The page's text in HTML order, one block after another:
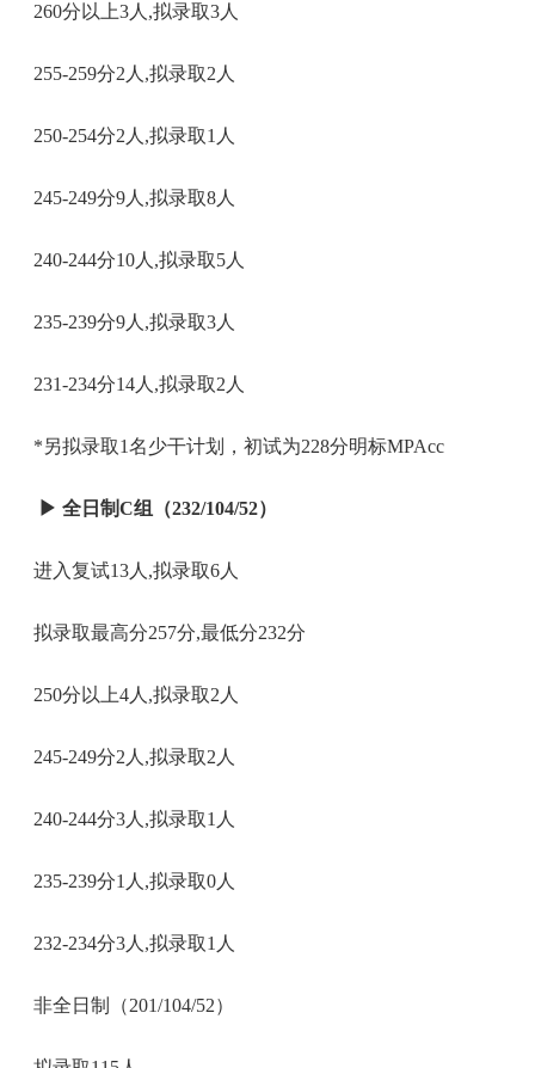
260分以上3人,拟录取3人
255-259分2人,拟录取2人
250-254分2人,拟录取1人
245-249分9人,拟录取8人
240-244分10人,拟录取5人
235-239分9人,拟录取3人
231-234分14人,拟录取2人
*另拟录取1名少干计划，初试为228分明标MPAcc
▶全日制C组（232/104/52）
进入复试13人,拟录取6人
拟录取最高分257分,最低分232分
250分以上4人,拟录取2人
245-249分2人,拟录取2人
240-244分3人,拟录取1人
235-239分1人,拟录取0人
232-234分3人,拟录取1人
非全日制（201/104/52）